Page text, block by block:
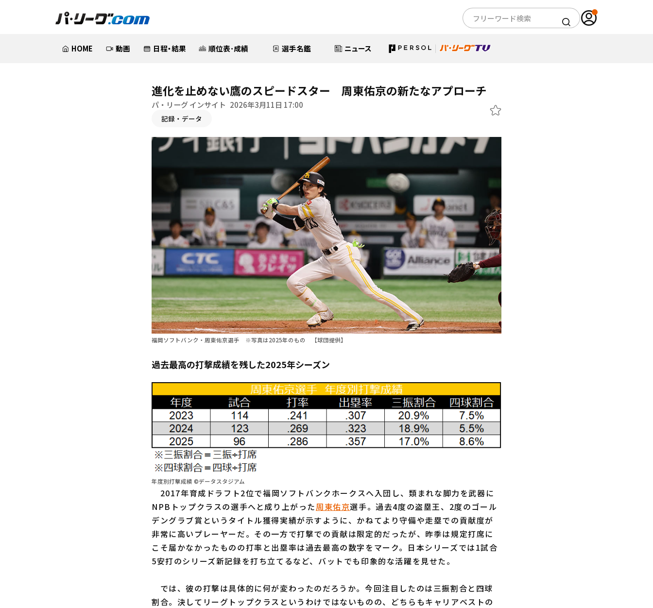
HOME 動画 日程・結果 順位表･成績 選手名鑑 ニュース
進化を止めない鷹のスピードスター 周東佑京の新たなアプローチ
パ・リーグ インサイト 2026年3月11日 17:00
記録・データ
福岡ソフトバンク・周東佑京選手 ※写真は2025年のもの 【球団提供】
過去最高の打撃成績を残した2025年シーズン
年度別打撃成績 ©データスタジアム
2017年育成ドラフト2位で福岡ソフトバンクホークスへ入団し、類まれな脚力を武器に
NPBトップクラスの選手へと成り上がった周東佑京選手。過去4度の盗塁王、2度のゴール
デングラブ賞というタイトル獲得実績が示すように、かねてより守備や走塁での貢献度が
非常に高いプレーヤーだ。その一方で打撃での貢献は限定的だったが、昨季は規定打席に
こそ届かなかったものの打率と出塁率は過去最高の数字をマーク。日本シリーズでは1試合
5安打のシリーズ新記録を打ち立てるなど、バットでも印象的な活躍を見せた。
では、彼の打撃は具体的に何が変わったのだろうか。今回注目したのは三振割合と四球
割合。決してリーグトップクラスというわけではないものの、どちらもキャリアベストの